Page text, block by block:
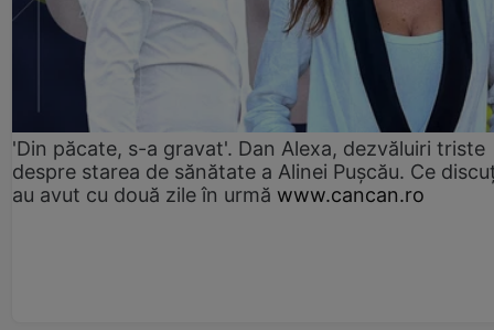
'Din păcate, s-a gravat'. Dan Alexa, dezvăluiri triste
despre starea de sănătate a Alinei Pușcău. Ce
au avut cu două zile în urmă www.cancan.ro